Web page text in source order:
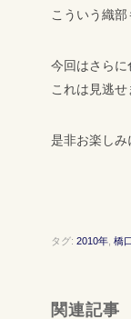
こういう織部
今回はさら
これは見逃せ
是非お楽しみ
タグ: 2010年 橋
関連記事